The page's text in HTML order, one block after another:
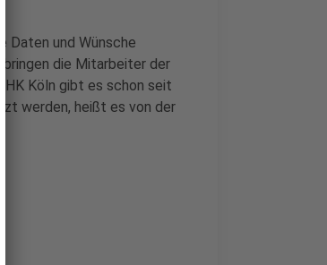
Daten und Wünsche
die Mitarbeiter der
Köln gibt es schon seit
werden, heißt es von der